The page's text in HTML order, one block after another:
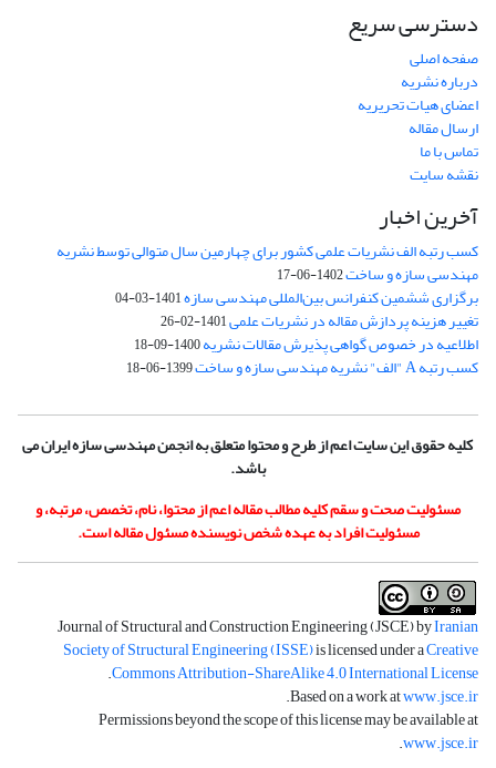
دسترسی سریع
صفحه اصلی
درباره نشریه
اعضای هیات تحریریه
ارسال مقاله
تماس با ما
نقشه سایت
آخرین اخبار
کسب رتبه الف نشریات علمی کشور برای چهارمین سال متوالی توسط نشریه
مهندسی سازه و ساخت1402-06-17
برگزاری ششمین کنفرانس بین‌المللی مهندسی سازه1401-03-04
تغییر هزینه پردازش مقاله در نشریات علمی1401-02-26
اطلاعیه در خصوص گواهی پذیرش مقالات نشریه1400-09-18
کسب رتبه A "الف" نشریه مهندسی سازه و ساخت 1399-06-18
کلیه حقوق این سایت اعم از طرح و محتوا متعلق به انجمن مهندسی سازه ایران می
باشد.
مسئولیت صحت و سقم کلیه مطالب مقاله اعم از محتوا، نام، تخصص، مرتبه، و
مسئولیت افراد به عهده شخص نویسنده مسئول مقاله است.
Journal of Structural and Construction Engineering (JSCE) byIranian
Society of Structural Engineering (ISSE)is licensed under aCreative
Commons Attribution-ShareAlike 4.0 International License
.
Based on a work atwww.jsce.ir
.
Permissions beyond the scope of this license may be available at
www.jsce.ir
.